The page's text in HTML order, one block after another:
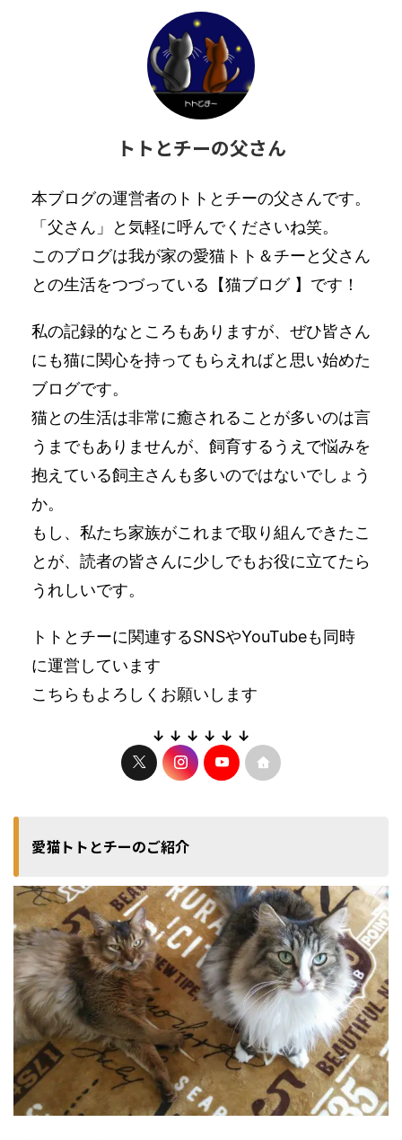
トトとチーの父さん
本ブログの運営者のトトとチーの父さんです。
「父さん」と気軽に呼んでくださいね笑。
このブログは我が家の愛猫トト＆チーと父さん
との生活をつづっている【猫ブログ 】です！
私の記録的なところもありますが、ぜひ皆さん
にも猫に関心を持ってもらえればと思い始めた
ブログです。
猫との生活は非常に癒されることが多いのは言
うまでもありませんが、飼育するうえで悩みを
抱えている飼主さんも多いのではないでしょう
か。
もし、私たち家族がこれまで取り組んできたこ
とが、読者の皆さんに少しでもお役に立てたら
うれしいです。
トトとチーに関連するSNSやYouTubeも同時
に運営しています
こちらもよろしくお願いします
↓ ↓ ↓ ↓ ↓ ↓
愛猫トトとチーのご紹介